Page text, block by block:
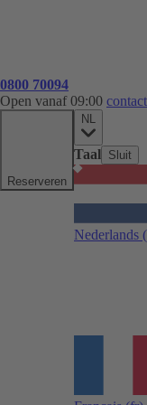
0800 70094
Open vanaf 09:00 contact
Reserveren
NL
Taal Sluit
Nederlands